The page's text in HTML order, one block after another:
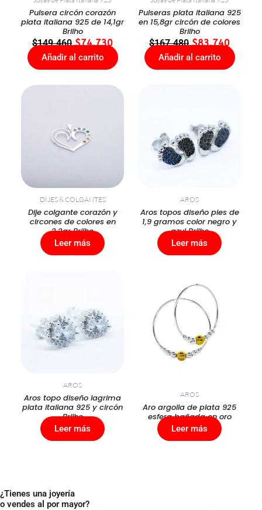
Pulsera circón corazón
plata italiana 925 de 14,1gr
Brilho
$149.460 $74.730
Añadir al carrito
Pulseras plata italiana 925
en 15,8gr circón de colores
Brilho
$167.480 $83.740
Añadir al carrito
DIJES & COLGANTES
Dije colgante corazón y
circones de colores en
2,2gr Brilho
Leer más
AROS
Aros topos diseño pies de
1,9 gramos color negro y
azul Brilho
Leer más
AROS
Aros topo diseño lagrima
plata italiana 925 y circón
Brilho
Leer más
AROS
Aro argolla de plata 925
esfera bañada en oro
Leer más
¿Tienes una joyería
o vendes al por mayor?